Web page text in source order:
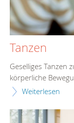
Tanzen
Geselliges Tanzen
körperliche
Weiterlesen